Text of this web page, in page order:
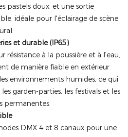
pastels doux, et une sortie
idéale pour l'éclairage de scène
et durable (IP65)
résistance à la poussière et à l'eau,
de manière fiable en extérieur
environnements humides, ce qui
garden-parties, les festivals et les
permanentes.
DMX 4 et 8 canaux pour une